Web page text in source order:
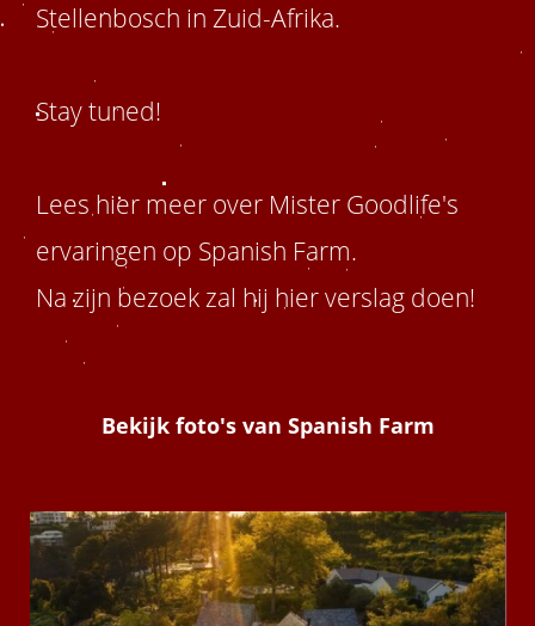
Stellenbosch in Zuid-Afrika.
Stay tuned!
Lees hier meer over Mister Goodlife's
ervaringen op Spanish Farm.
Na zijn bezoek zal hij hier verslag doen!
Bekijk foto's van Spanish Farm